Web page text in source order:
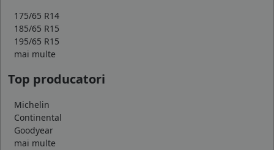
175/65 R14
185/65 R15
195/65 R15
mai multe
Top producatori
Michelin
Continental
Goodyear
mai multe